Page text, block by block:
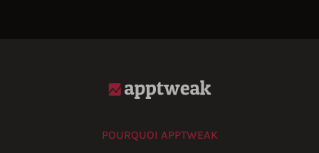
POURQUOI APPTWEAK